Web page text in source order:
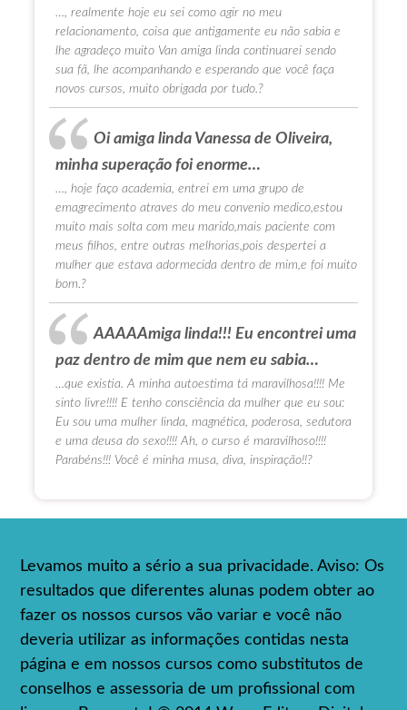
…, realmente hoje eu sei como agir no meu
relacionamento, coisa que antigamente eu não sabia e
lhe agradeço muito Van amiga linda continuarei sendo
sua fã, lhe acompanhando e esperando que você faça
novos cursos, muito obrigada por tudo.?
Oi amiga linda Vanessa de Oliveira,
minha superação foi enorme…
…, hoje faço academia, entrei em uma grupo de
emagrecimento atraves do meu convenio medico,estou
muito mais solta com meu marido,mais paciente com
meus filhos, entre outras melhorias,pois despertei a
mulher que estava adormecida dentro de mim,e foi muito
bom.?
AAAAAmiga linda!!! Eu encontrei uma
paz dentro de mim que nem eu sabia…
…que existia. A minha autoestima tá maravilhosa!!!! Me
sinto livre!!!! E tenho consciência da mulher que eu sou:
Eu sou uma mulher linda, magnética, poderosa, sedutora
e uma deusa do sexo!!!! Ah, o curso é maravilhoso!!!!
Parabéns!!! Você é minha musa, diva, inspiração!!?
Levamos muito a sério a sua privacidade. Aviso: Os
resultados que diferentes alunas podem obter ao
fazer os nossos cursos vão variar e você não
deveria utilizar as informações contidas nesta
página e em nossos cursos como substitutos de
conselhos e assessoria de um profissional com